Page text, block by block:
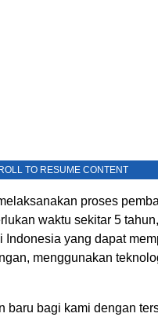
TO RESUME CONTENT
proses
waktu sekitar 5
Indonesia yang dapat
menggunakan
baru bagi kami dengan